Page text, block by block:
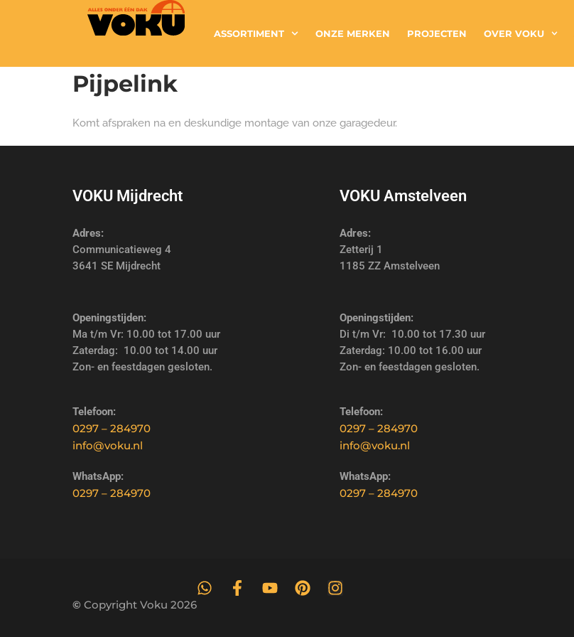
ASSORTIMENT ONZE MERKEN PROJECTEN OVER VOKU
Pijpelink
Komt afspraken na en deskundige montage van onze garagedeur.
VOKU Mijdrecht
Adres:
Communicatieweg 4
3641 SE Mijdrecht
Openingstijden:
Ma t/m Vr: 10.00 tot 17.00 uur
Zaterdag: 10.00 tot 14.00 uur
Zon- en feestdagen gesloten.
Telefoon:
0297 – 284970
info@voku.nl
WhatsApp:
0297 – 284970
VOKU Amstelveen
Adres:
Zetterij 1
1185 ZZ Amstelveen
Openingstijden:
Di t/m Vr: 10.00 tot 17.30 uur
Zaterdag: 10.00 tot 16.00 uur
Zon- en feestdagen gesloten.
Telefoon:
0297 – 284970
info@voku.nl
WhatsApp:
0297 – 284970
© Copyright Voku 2026